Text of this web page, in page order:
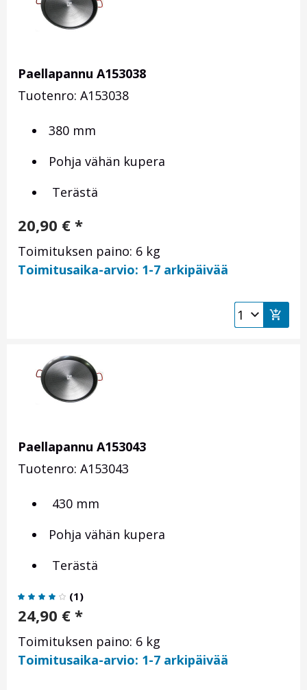
Paellapannu A153038
Tuotenro: A153038
380 mm
Pohja vähän kupera
Terästä
20,90 € *
Toimituksen paino: 6 kg
Toimitusaika-arvio: 1-7 arkipäivää
Paellapannu A153043
Tuotenro: A153043
430 mm
Pohja vähän kupera
Terästä
(1)
24,90 € *
Toimituksen paino: 6 kg
Toimitusaika-arvio: 1-7 arkipäivää